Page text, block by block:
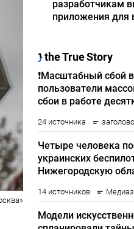
разработчикам
приложения для